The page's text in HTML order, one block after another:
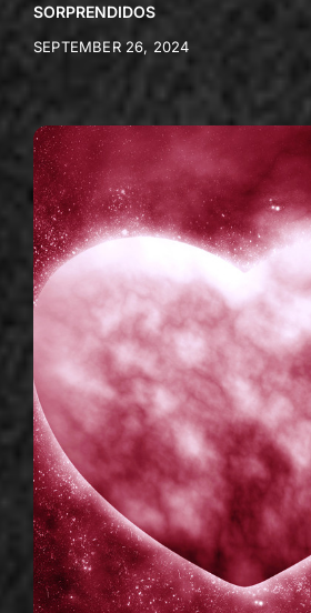
SORPRENDIDOS
SEPTEMBER 26, 2024